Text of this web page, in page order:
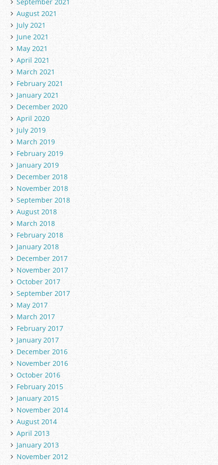
August 2021
July 2021
June 2021
May 2021
April 2021
March 2021
February 2021
January 2021
December 2020
April 2020
July 2019
March 2019
February 2019
January 2019
December 2018
November 2018
September 2018
August 2018
March 2018
February 2018
January 2018
December 2017
November 2017
October 2017
September 2017
May 2017
March 2017
February 2017
January 2017
December 2016
November 2016
October 2016
February 2015
January 2015
November 2014
August 2014
April 2013
January 2013
November 2012